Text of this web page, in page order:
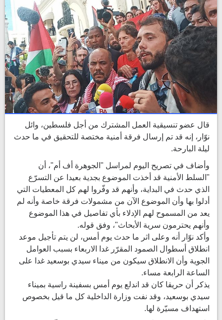
قال عضو تنسيقية العمل المشترك من أجل فلسطين، وائل
نوّار، إنه قد تم إرسال فرقة أمنية مختصة للتحقيق في ما حدث
ليلة البارحة.
وأضاف في تصريح اليوم لمراسل "الجوهرة أف أم"، أن
"السلط الأمنية قد أخذت الموضوع بجدية بعيدا عن التسرّع
الذي حدث في البداية، وأنهم قد وفّروا لهم كل المعطيات التي
أدلوا بها وأن الموضوع الآن من مشمولات فرقة خاصة وأنه لم
يعد من المسموح لهم الإدلاء بأي تفاصيل في هذا الموضوع
وأنهم يحترمون سرية الأبحاث"، وفق قوله.
وأكد نوّار أنه وعلى اثر ما حدث يوم أمس، لن يتم تأجيل موعد
انطلاق أسطوال الصمود المقرّر غدا الاربعاء بسبب العوامل
الجوية وأن الانطلاق سيكون من ميناء سيدي بوسعيد غدا على
الساعة الرابعة مساء.
يذكر أن حريقا كان قد اندلع يوم أمس بسفينة راسية بميناء
سيدي بوسعيد، وقد نفت وزارة الداخلية كل ما قيل بخصوص
استهداف مسيّرة لها.